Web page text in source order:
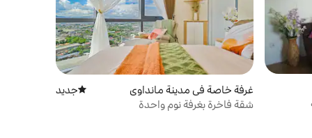
غرفة خاصة في مدينة مانداوي مكان إقامة جديد
جديد
شقة فاخرة بغرفة نوم واحدة